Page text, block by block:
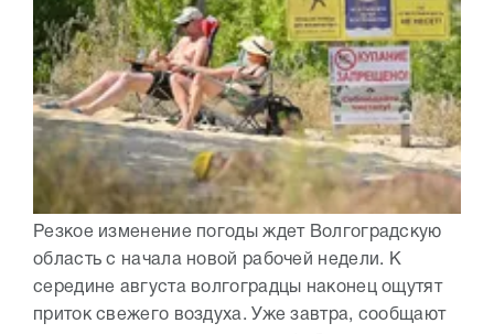
Резкое изменение погоды ждет Волгоградскую
область с начала новой рабочей недели. К
середине августа волгоградцы наконец ощутят
приток свежего воздуха. Уже завтра, сообщают